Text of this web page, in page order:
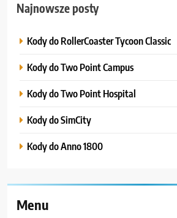
Najnowsze posty
Kody do RollerCoaster Tycoon Classic
Kody do Two Point Campus
Kody do Two Point Hospital
Kody do SimCity
Kody do Anno 1800
Menu